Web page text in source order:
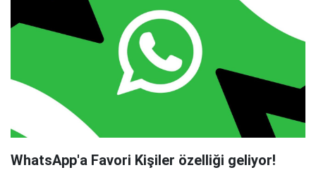
WhatsApp'a Favori Kişiler özelliği geliyor!